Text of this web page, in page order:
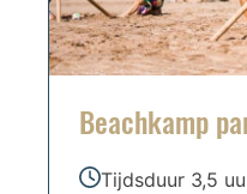
Beachkamp
Tijdsduur 3,5